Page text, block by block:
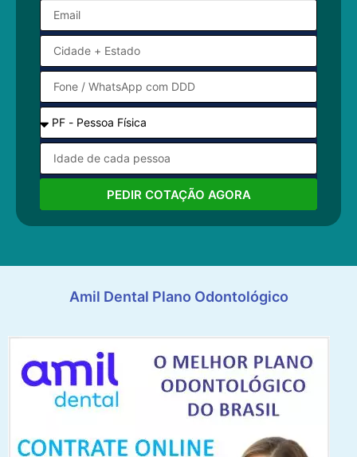
PEDIR COTAÇÃO AGORA
Amil Dental Plano Odontológico